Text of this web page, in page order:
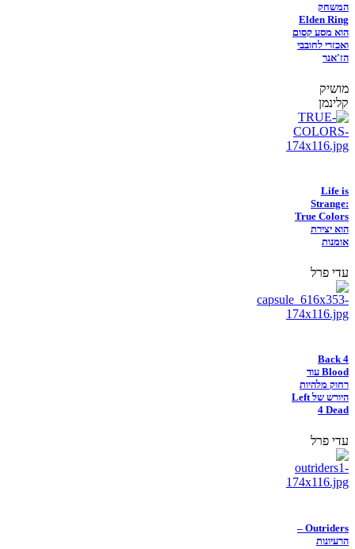
המשחק
Elden Ring
הוא מסע קסום
ואכזרי לחובבי
הז'אנר
מושיק
קלינמן
Life is
Strange:
True Colors
הוא יצירת
אומנות
עדי פרל
Back 4
Blood עוד
רחוק מלהיות
היורש של Left
4 Dead
עדי פרל
Outriders –
הרעיונות